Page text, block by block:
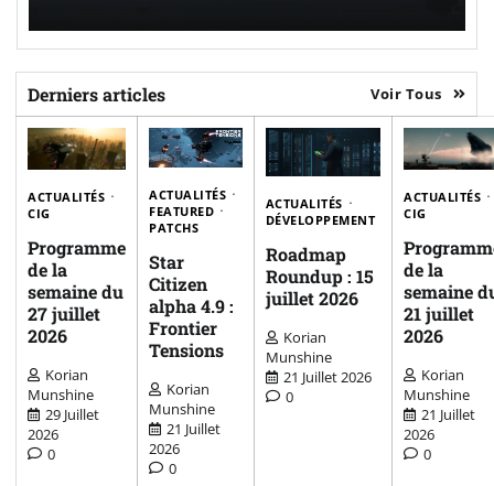
Derniers articles Voir Tous
ACTUALITÉS
CIG
Programme
de la
semaine du
27 juillet
2026
Korian
Munshine
29 Juillet
2026
0
ACTUALITÉS
FEATURED
PATCHS
Star
Citizen
alpha 4.9 :
Frontier
Tensions
Korian
Munshine
21 Juillet
2026
0
ACTUALITÉS
DÉVELOPPEMENT
Roadmap
Roundup : 15
juillet 2026
Korian
Munshine
21 Juillet 2026
0
ACTUALITÉS
CIG
de la
semaine
21 juillet
2026
Korian
Munshine
21 Juillet
2026
0